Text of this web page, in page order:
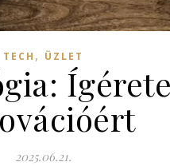
TECH , ÜZLET
2025.06.21.